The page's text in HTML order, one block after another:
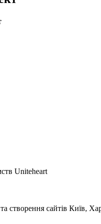
Uniteheart
створення сайтів Київ,